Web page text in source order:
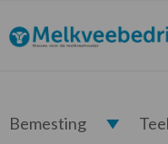
de
hoofdnavigatie
de
hoofd
de
eerste
de
voettekst
Melkveebedrijf.nl
Bemesting